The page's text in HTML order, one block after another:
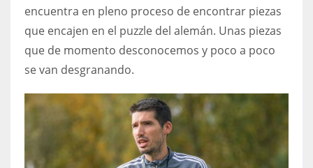
DEN
24
encuentra en pleno proceso de encontrar piezas
que encajen en el puzzle del alemán. Unas piezas
que de momento desconocemos y poco a poco
se van desgranando.